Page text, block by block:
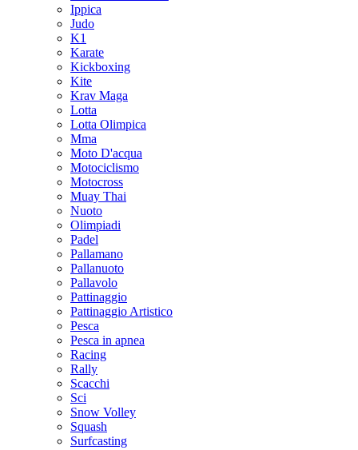
Ippica
Judo
K1
Karate
Kickboxing
Kite
Krav Maga
Lotta
Lotta Olimpica
Mma
Moto D'acqua
Motociclismo
Motocross
Muay Thai
Nuoto
Olimpiadi
Padel
Pallamano
Pallanuoto
Pallavolo
Pattinaggio
Pattinaggio Artistico
Pesca
Pesca in apnea
Racing
Rally
Scacchi
Sci
Snow Volley
Squash
Surfcasting